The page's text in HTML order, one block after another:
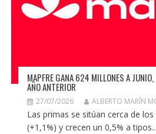
MAPFRE GANA 624 MILLONES A
AÑO ANTERIOR
27/07/2026 ALBERTO MARÍN
Las primas se sitúan cerca de
(+1,1%) y crecen un 0,5% a tipos...